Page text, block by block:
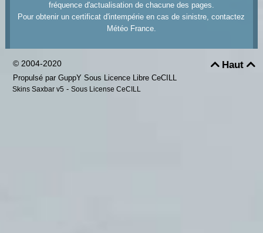
fréquence d'actualisation de chacune des pages.
Pour obtenir un certificat d'intempérie en cas de sinistre, contactez
Météo France.
Haut
© 2004-2020
Propulsé par GuppY Sous Licence Libre CeCILL
Skins Saxbar v5 - Sous License CeCILL